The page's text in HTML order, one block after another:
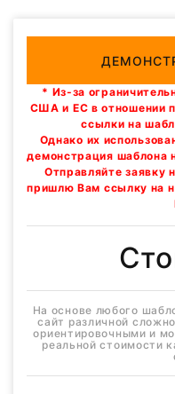
* Из-за
США и ЕС в отношении
ссылки на
Однако их
демонстрация шаблона
Отправляйте заявку
пришлю Вам ссылку на
На основе любого
сайт различной
ориентировочными и
реальной стоимости